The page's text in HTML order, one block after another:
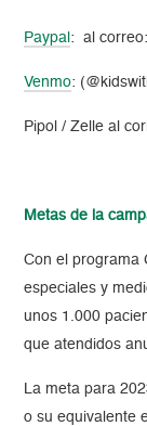
Paypal : al
Venmo:
Pipol / Zelle al
Metas de la
Con el programa
especiales y
unos 1.000
que atendidos
La meta para
o su equivalente